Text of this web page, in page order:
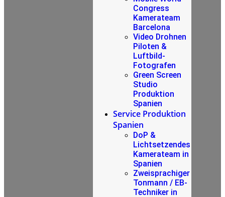
Congress
Kamerateam
Barcelona
Video Drohnen
Piloten &
Luftbild-
Fotografen
Green Screen
Studio
Produktion
Spanien
Service Produktion
Spanien
DoP &
Lichtsetzendes
Kamerateam in
Spanien
Zweisprachiger
Tonmann / EB-
Techniker in